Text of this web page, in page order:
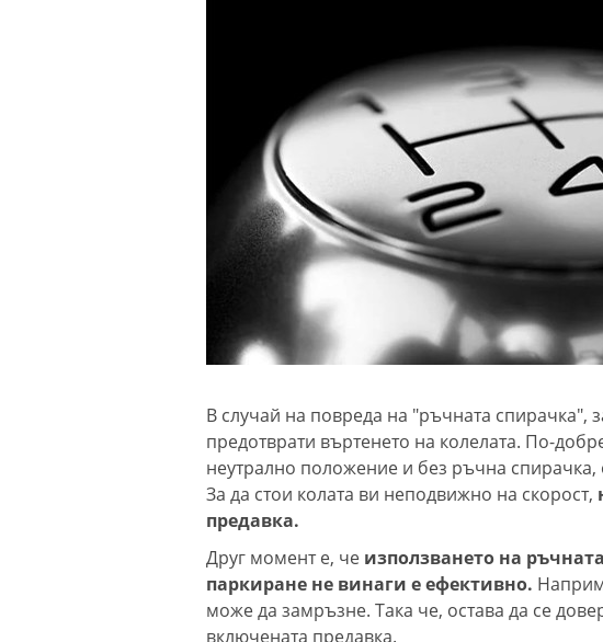
В случай на повреда на "ръчната спирачка",
предотврати въртенето на колелата. По-
неутрално положение и без ръчна
За да стои колата ви неподвижно на скорост,
предавка.
Друг момент е, че използването на
паркиране не винаги е ефективно.
може да замръзне. Така че, остава да се
включената предавка.